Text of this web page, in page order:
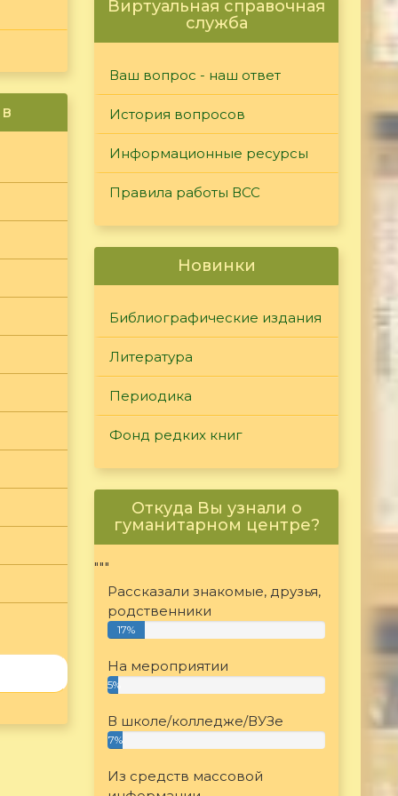
Виртуальная справочная
служба
Ваш вопрос - наш ответ
История вопросов
Информационные ресурсы
Правила работы ВСС
Новинки
Библиографические издания
Литература
Периодика
Фонд редких книг
Откуда Вы узнали о
гуманитарном центре?
"""
Рассказали знакомые, друзья,
родственники
17%
На мероприятии
5%
В школе/колледже/ВУЗе
7%
Из средств массовой